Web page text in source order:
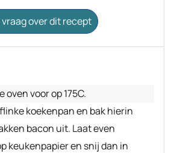
over dit recept
oven voor op 175C.
koekenpan en bak hierin
bacon uit. Laat even
keukenpapier en snij dan in